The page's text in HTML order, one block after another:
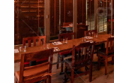
CN Hùng Vương